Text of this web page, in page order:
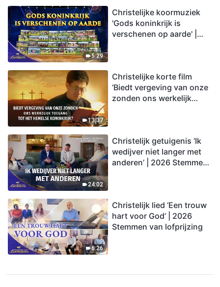
5:29
Christelijke koormuziek
'Gods koninkrijk is
verschenen op aarde' |
13:37
Christelijke korte film
‘Biedt vergeving van onze
zonden ons werkelijk
24:02
Christelijk getuigenis ‘Ik
wedijver niet langer met
anderen’ | 2026 Stemmen
6:26
Christelijk lied ‘Een trouw
hart voor God’ | 2026
Stemmen van lofprijzing